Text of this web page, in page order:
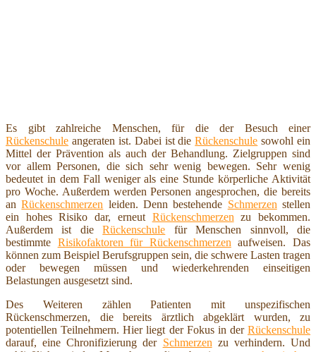
Es gibt zahlreiche Menschen, für die der Besuch einer
Rückenschule angeraten ist. Dabei ist dieRückenschule sowohl ein
Mittel der Prävention als auch der Behandlung. Zielgruppen sind
vor allem Personen, die sich sehr wenig bewegen. Sehr wenig
bedeutet in dem Fall weniger als eine Stunde körperliche Aktivität
pro Woche. Außerdem werden Personen angesprochen, die bereits
anRückenschmerzen leiden. Denn bestehende Schmerzen stellen
ein hohes Risiko dar, erneut Rückenschmerzen zu bekommen.
Außerdem ist dieRückenschule für Menschen sinnvoll, die
bestimmte Risikofaktoren für Rückenschmerzen aufweisen. Das
können zum Beispiel Berufsgruppen sein, die schwere Lasten tragen
oder bewegen müssen und wiederkehrenden einseitigen
Belastungen ausgesetzt sind.
Des Weiteren zählen Patienten mit unspezifischen
Rückenschmerzen, die bereits ärztlich abgeklärt wurden, zu
potentiellen Teilnehmern. Hier liegt der Fokus in der Rückenschule
darauf, eine Chronifizierung der Schmerzen zu verhindern. Und